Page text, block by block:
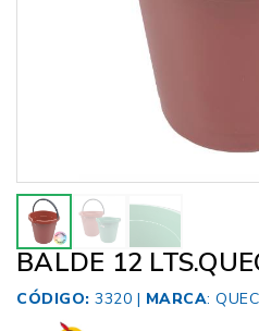
BALDE 12
CÓDIGO: 3320 | MARCA: